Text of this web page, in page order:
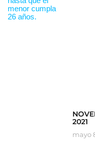
2021
mayo